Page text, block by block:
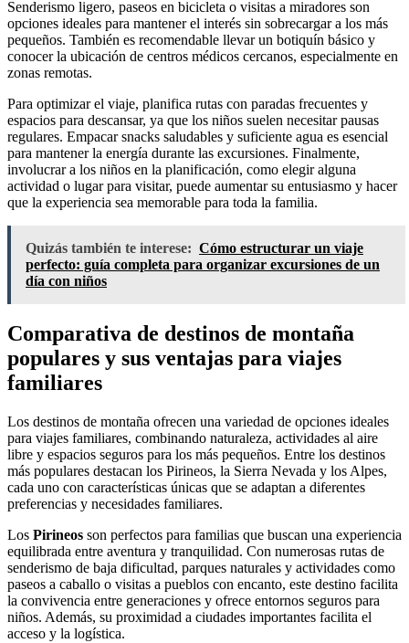
Senderismo ligero, paseos en bicicleta o visitas a miradores son
opciones ideales para mantener el interés sin sobrecargar a los más
pequeños. También es recomendable llevar un botiquín básico y
conocer la ubicación de centros médicos cercanos, especialmente en
zonas remotas.
Para optimizar el viaje, planifica rutas con paradas frecuentes y
espacios para descansar, ya que los niños suelen necesitar pausas
regulares. Empacar snacks saludables y suficiente agua es esencial
para mantener la energía durante las excursiones. Finalmente,
involucrar a los niños en la planificación, como elegir alguna
actividad o lugar para visitar, puede aumentar su entusiasmo y hacer
que la experiencia sea memorable para toda la familia.
Quizás también te interese: Cómo estructurar un viaje
perfecto: guía completa para organizar excursiones de un
día con niños
Comparativa de destinos de montaña
populares y sus ventajas para viajes
familiares
Los destinos de montaña ofrecen una variedad de opciones ideales
para viajes familiares, combinando naturaleza, actividades al aire
libre y espacios seguros para los más pequeños. Entre los destinos
más populares destacan los Pirineos, la Sierra Nevada y los Alpes,
cada uno con características únicas que se adaptan a diferentes
preferencias y necesidades familiares.
Los Pirineos son perfectos para familias que buscan una experiencia
equilibrada entre aventura y tranquilidad. Con numerosas rutas de
senderismo de baja dificultad, parques naturales y actividades como
paseos a caballo o visitas a pueblos con encanto, este destino facilita
la convivencia entre generaciones y ofrece entornos seguros para
niños. Además, su proximidad a ciudades importantes facilita el
acceso y la logística.